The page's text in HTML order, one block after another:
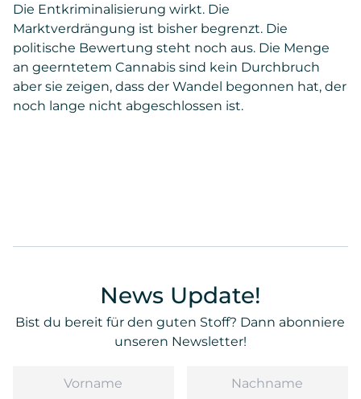
Die Entkriminalisierung wirkt. Die
Marktverdrängung ist bisher begrenzt. Die
politische Bewertung steht noch aus. Die Menge
an geerntetem Cannabis sind kein Durchbruch
aber sie zeigen, dass der Wandel begonnen hat, der
noch lange nicht abgeschlossen ist.
News Update!
Bist du bereit für den guten Stoff? Dann abonniere
unseren Newsletter!